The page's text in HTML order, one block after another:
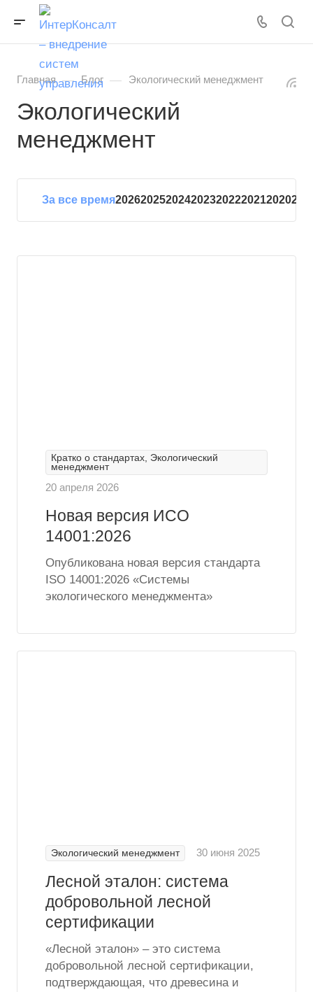
Главная — Блог — Экологический менеджмент
Экологический
менеджмент
За все время2026202520242023202220212020
Кратко о стандартах, Экологический
менеджмент
20 апреля 2026
Новая версия ИСО
14001:2026
Опубликована новая версия стандарта
ISO 14001:2026 «Системы
экологического менеджмента»
Экологический менеджмент 30 июня 2025
Лесной эталон: система
добровольной лесной
сертификации
«Лесной эталон» – это система
добровольной лесной сертификации,
подтверждающая, что древесина и